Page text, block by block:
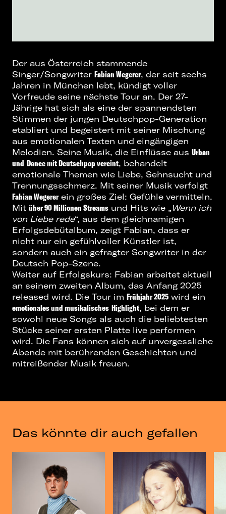
Der aus Österreich stammende
Singer/Songwriter Fabian Wegerer, der seit sechs
Jahren in München lebt, kündigt voller
Vorfreude seine nächste Tour an. Der 27-
Jährige hat sich als eine der spannendsten
Stimmen der jungen Deutschpop-Generation
etabliert und begeistert mit seiner Mischung
aus emotionalen Texten und eingängigen
Melodien. Seine Musik, die Einflüsse aus Urban
und Dance mit Deutschpop vereint, behandelt
emotionale Themen wie Liebe, Sehnsucht und
Trennungsschmerz. Mit seiner Musik verfolgt
Fabian Wegerer ein großes Ziel: Gefühle vermitteln.
Mit über 90 Millionen Streams und Hits wie „Wenn ich
von Liebe rede“, aus dem gleichnamigen
Erfolgsdebütalbum, zeigt Fabian, dass er
nicht nur ein gefühlvoller Künstler ist,
sondern auch ein gefragter Songwriter in der
Deutsch Pop-Szene.
Weiter auf Erfolgskurs: Fabian arbeitet aktuell
an seinem zweiten Album, das Anfang 2025
released wird. Die Tour im Frühjahr 2025 wird ein
emotionales und musikalisches Highlight, bei dem er
sowohl neue Songs als auch die beliebtesten
Stücke seiner ersten Platte live performen
wird. Die Fans können sich auf unvergessliche
Abende mit berührenden Geschichten und
mitreißender Musik freuen.
Das könnte dir auch gefallen